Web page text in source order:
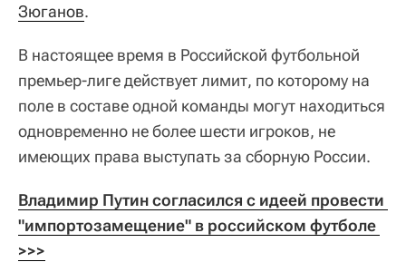
Зюганов.
В настоящее время в Российской футбольной
премьер-лиге действует лимит, по которому на
поле в составе одной команды могут находиться
одновременно не более шести игроков, не
имеющих права выступать за сборную России.
Владимир Путин согласился с идеей провести
"импортозамещение" в российском футболе
>>>